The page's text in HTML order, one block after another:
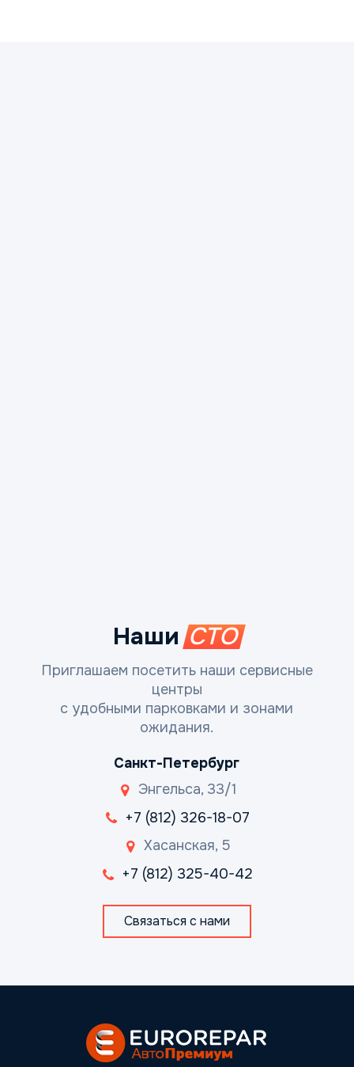
Наши СТО
Приглашаем посетить наши сервисные
центры
с удобными парковками и зонами
ожидания.
Санкт-Петербург
Энгельса, 33/1
+7 (812) 326-18-07
Хасанская, 5
+7 (812) 325-40-42
Связаться с нами